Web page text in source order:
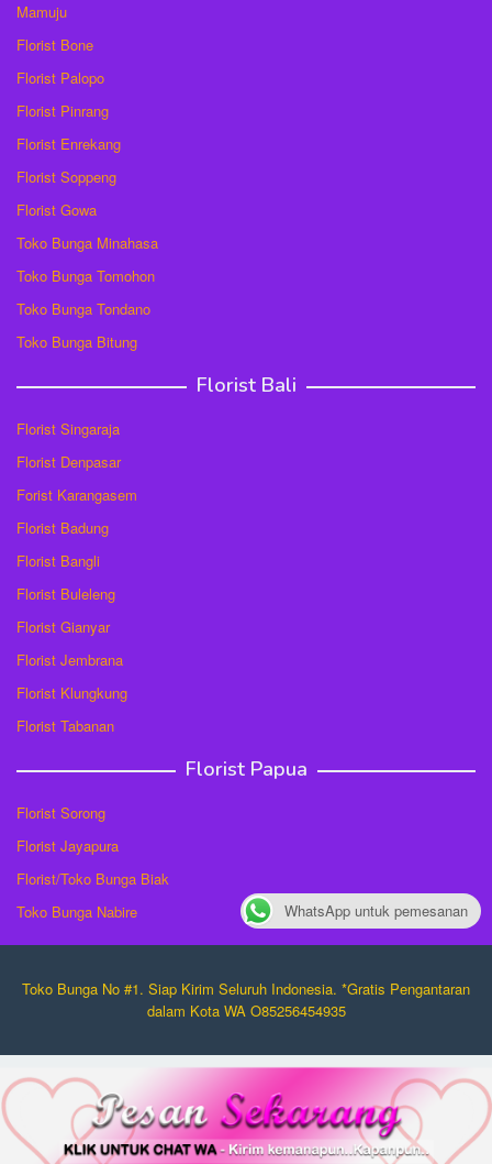
Mamuju
Florist Bone
Florist Palopo
Florist Pinrang
Florist Enrekang
Florist Soppeng
Florist Gowa
Toko Bunga Minahasa
Toko Bunga Tomohon
Toko Bunga Tondano
Toko Bunga Bitung
Florist Bali
Florist Singaraja
Florist Denpasar
Forist Karangasem
Florist Badung
Florist Bangli
Florist Buleleng
Florist Gianyar
Florist Jembrana
Florist Klungkung
Florist Tabanan
Florist Papua
Florist Sorong
Florist Jayapura
Florist/Toko Bunga Biak
Toko Bunga Nabire
Toko Bunga No #1. Siap Kirim Seluruh Indonesia. *Gratis Pengantaran
dalam Kota WA O85256454935
WhatsApp untuk pemesanan